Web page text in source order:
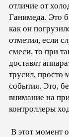
отличие от
Ганимеда. Это
как он
отметил, если
смеси, то при
доставят
трусил, просто
события. Это,
внимание на
контроллеры
В этот момент